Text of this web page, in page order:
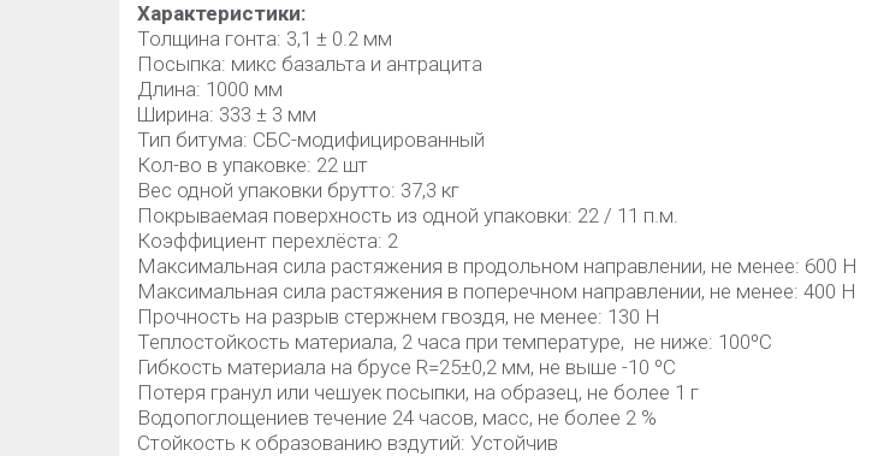
Характеристики:
Толщина гонта: 3,1 ± 0.2 мм
Посыпка: микс базальта и антрацита
Длина: 1000 мм
Ширина: 333 ± 3 мм
Тип битума: СБС-модифицированный
Кол-во в упаковке: 22 шт
Вес одной упаковки брутто: 37,3 кг
Покрываемая поверхность из одной упаковки: 22 / 11 п.м.
Коэффициент перехлёста: 2
Максимальная сила растяжения в продольном направлении, не менее: 600 Н
Максимальная сила растяжения в поперечном направлении, не менее: 400 Н
Прочность на разрыв стержнем гвоздя, не менее: 130 Н
Теплостойкость материала, 2 часа при температуре, не ниже: 100ºС
Гибкость материала на брусе R=25±0,2 мм, не выше -10 ºС
Потеря гранул или чешуек посыпки, на образец, не более 1 г
Водопоглощениев течение 24 часов, масс, не более 2 %
Стойкость к образованию вздутий: Устойчив